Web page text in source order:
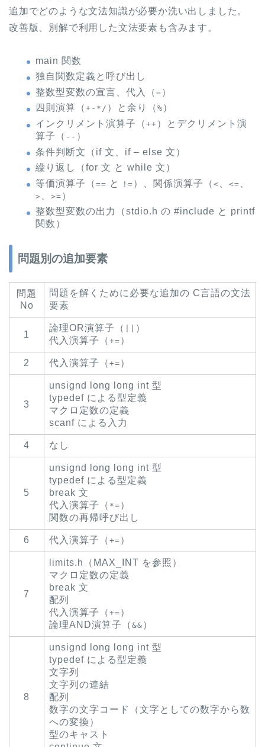
追加でどのような文法知識が必要か洗い出しました。
改善版、別解で利用した文法要素も含みます。
main 関数
独自関数定義と呼び出し
整数型変数の宣言、代入（ = ）
四則演算（ +-*/ ）と余り（ % ）
インクリメント演算子（ ++ ）とデクリメント演
算子（ -- ）
条件判断文（if 文、if – else 文）
繰り返し（for 文 と while 文）
等価演算子（ == と != ）、関係演算子（ < <=
> >= ）
整数型変数の出力（stdio.h の #include と printf
関数）
問題別の追加要素
問題
No
問題を解くために必要な追加の C言語の文法
要素
1
論理OR演算子（
）
代入演算子（ += ）
2 代入演算子（ += ）
3
unsignd long long int 型
typedef による型定義
マクロ定数の定義
scanf による入力
4 なし
5
unsignd long long int 型
typedef による型定義
break 文
代入演算子（ *= ）
関数の再帰呼び出し
6 代入演算子（ += ）
7
limits.h（MAX_INT を参照）
マクロ定数の定義
break 文
配列
代入演算子（ += ）
論理AND演算子（ && ）
8
unsignd long long int 型
typedef による型定義
文字列
文字列の連結
配列
数字の文字コード（文字としての数字から数
への変換）
型のキャスト